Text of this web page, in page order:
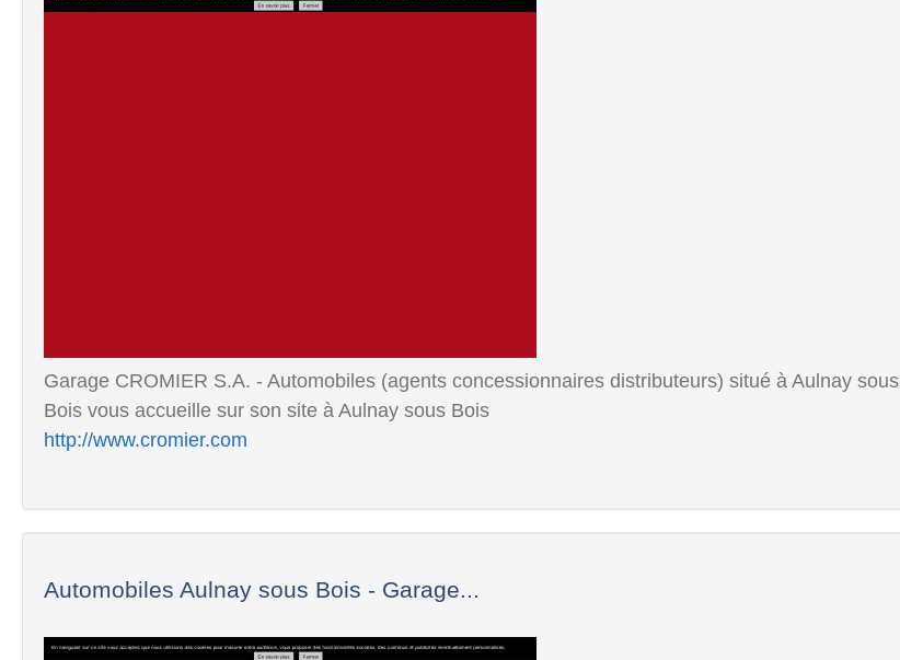
Garage CROMIER S.A. - Automobiles (agents concessionnaires distributeurs) situé à Aulnay sous
Bois vous accueille sur son site à Aulnay sous Bois
http://www.cromier.com
Automobiles Aulnay sous Bois - Garage...